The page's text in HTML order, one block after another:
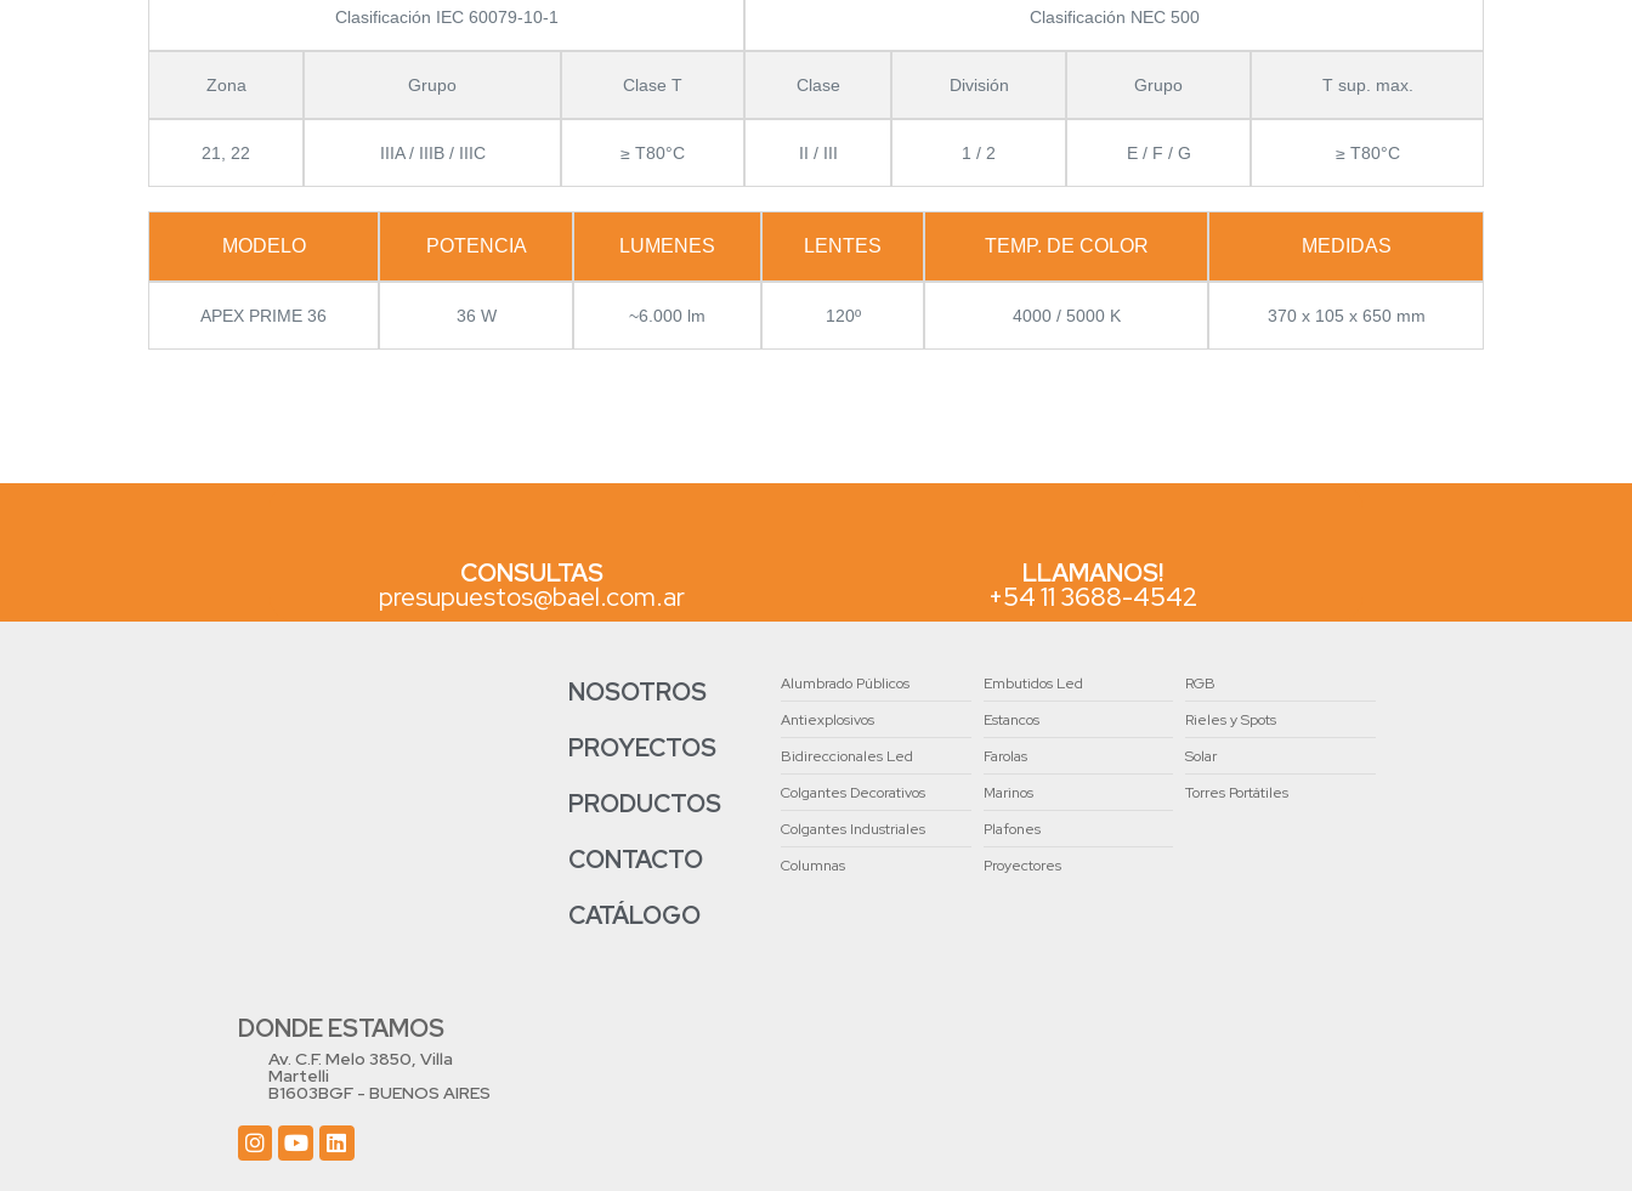
Clasificación IEC 60079-10-1 Clasificación NEC 500
Zona Grupo Clase T Clase División Grupo T sup. max.
21, 22 IIIA / IIIB / IIIC ≥ T80°C II / III 1 / 2 E / F / G ≥ T80°C
MODELO POTENCIA LUMENES LENTES TEMP. DE COLOR MEDIDAS
APEX PRIME 36 36 W ~6.000 lm 120º 4000 / 5000 K 370 x 105 x 650 mm
CONSULTAS
presupuestos@bael.com.ar
LLAMANOS!
+54 11 3688-4542
DONDE ESTAMOS
Av. C.F. Melo 3850, Villa
Martelli
B1603BGF - BUENOS AIRES
NOSOTROS
PROYECTOS
PRODUCTOS
CONTACTO
CATÁLOGO
Alumbrado Públicos
Antiexplosivos
Bidireccionales Led
Colgantes Decorativos
Colgantes Industriales
Columnas
Embutidos Led
Estancos
Farolas
Marinos
Plafones
Proyectores
RGB
Rieles y Spots
Solar
Torres Portátiles